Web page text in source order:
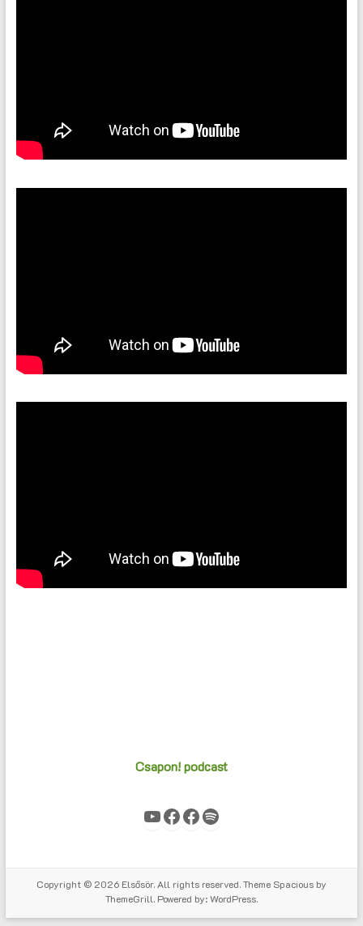
Csapon! podcast
YouTube
Facebook
Facebook
Spotify
Copyright © 2026 Elsősör. All rights reserved. Theme Spaciousby
ThemeGrill. Powered by:WordPress.